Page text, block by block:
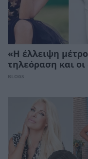
«Η έλλειψη
τηλεόραση και οι
BLOGS